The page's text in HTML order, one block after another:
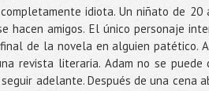
idiota. Un niñato de 20
hacen amigos. El único personaje
de la novela en alguien patético.
revista literaria. Adam no se
adelante. Después de una cena